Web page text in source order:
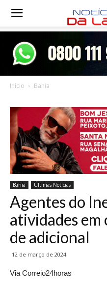
Notícias
Início Bahia
Bahia Últimas Notícias
Agentes do
atividades
de adicional
12 de março de 2024
Via Correio24horas